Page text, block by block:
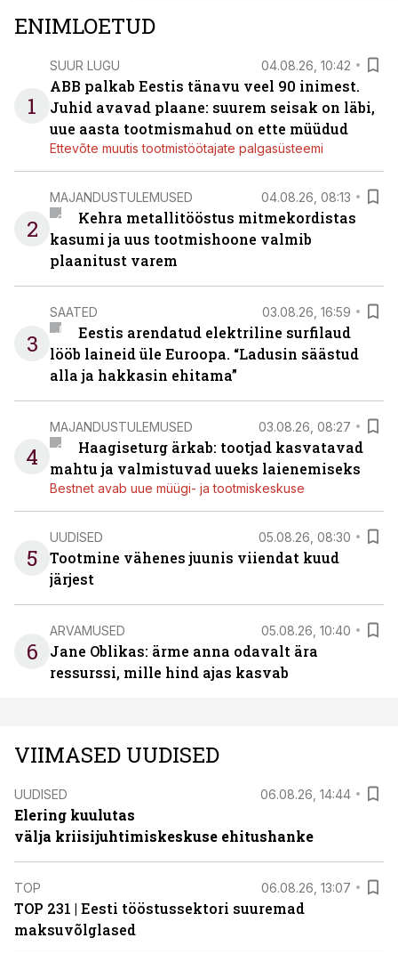
ENIMLOETUD
1
SUUR LUGU 04.08.26, 10:42
ABB palkab Eestis tänavu veel 90 inimest.
Juhid avavad plaane: suurem seisak on läbi,
uue aasta tootmismahud on ette müüdud
Ettevõte muutis tootmistöötajate palgasüsteemi
2
MAJANDUSTULEMUSED 04.08.26, 08:13
Kehra metallitööstus mitmekordistas
kasumi ja uus tootmishoone valmib
plaanitust varem
3
SAATED 03.08.26, 16:59
Eestis arendatud elektriline surfilaud
lööb laineid üle Euroopa. “Ladusin säästud
alla ja hakkasin ehitama”
4
MAJANDUSTULEMUSED 03.08.26, 08:27
Haagiseturg ärkab: tootjad kasvatavad
mahtu ja valmistuvad uueks laienemiseks
Bestnet avab uue müügi- ja tootmiskeskuse
5
UUDISED 05.08.26, 08:30
Tootmine vähenes juunis viiendat kuud
järjest
6
ARVAMUSED 05.08.26, 10:40
Jane Oblikas: ärme anna odavalt ära
ressurssi, mille hind ajas kasvab
VIIMASED UUDISED
UUDISED 06.08.26, 14:44
Elering kuulutas
välja kriisijuhtimiskeskuse ehitushanke
TOP 06.08.26, 13:07
TOP 231 | Eesti tööstussektori suuremad
maksuvõlglased